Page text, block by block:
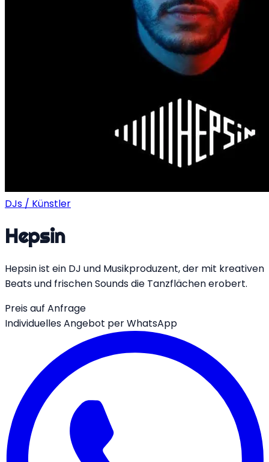
DJs / Künstler
Hepsin
Hepsin ist ein DJ und Musikproduzent, der mit kreativen
Beats und frischen Sounds die Tanzflächen erobert.
Preis auf Anfrage
Individuelles Angebot per WhatsApp